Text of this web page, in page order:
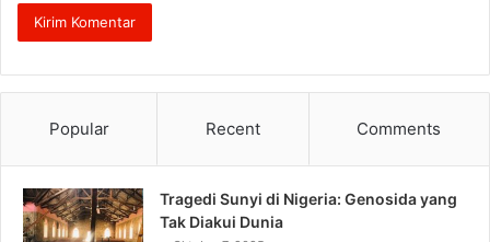
Popular Recent Comments
Tragedi Sunyi di Nigeria: Genosida yang
Tak Diakui Dunia